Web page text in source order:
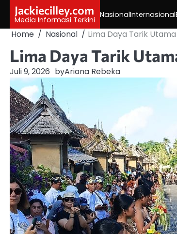
content
Jackiecilley.com
Media Informasi Terkini
NasionalInternasional
Home Nasional Lima Daya Tarik
Lima Daya Tarik
Juli 9, 2026 byAriana Rebeka